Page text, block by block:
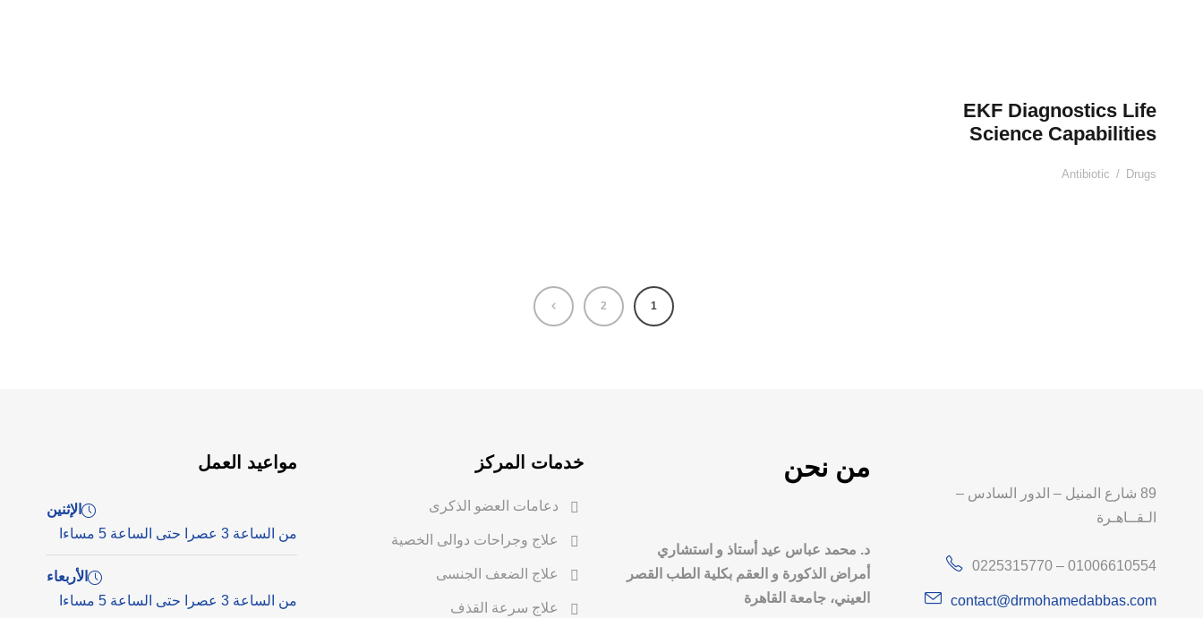
EKF Diagnostics Life
Science Capabilities
Antibiotic / Drugs
1
2
89 شارع المنيل – الدور السادس –
الـقــاهـرة
0225315770 – 01006610554
contact@drmohamedabbas.com
من نحن
د. محمد عباس عيد أستاذ و استشاري
أمراض الذكورة و العقم بكلية الطب القصر
العيني، جامعة القاهرة
خدمات المركز
دعامات العضو الذكرى
علاج وجراحات دوالى الخصية
علاج الضعف الجنسى
علاج سرعة القذف
مواعيد العمل
الإثنين
من الساعة 3 عصرا حتى الساعة 5 مساءا
الأربعاء
من الساعة 3 عصرا حتى الساعة 5 مساءا